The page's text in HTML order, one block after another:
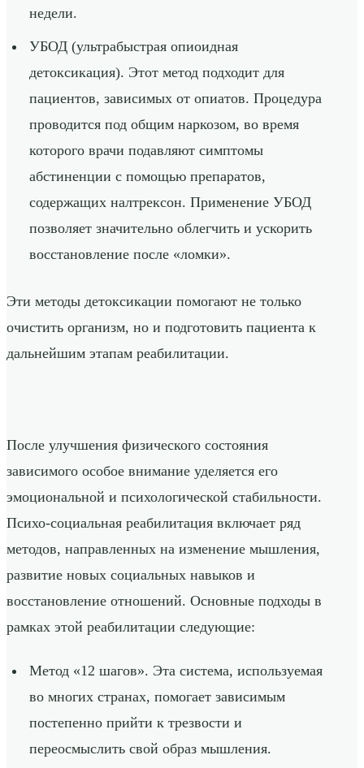
недели.
УБОД (ультрабыстрая опиоидная
детоксикация). Этот метод подходит для
пациентов, зависимых от опиатов. Процедура
проводится под общим наркозом, во время
которого врачи подавляют симптомы
абстиненции с помощью препаратов,
содержащих налтрексон. Применение УБОД
позволяет значительно облегчить и ускорить
восстановление после «ломки».
Эти методы детоксикации помогают не только
очистить организм, но и подготовить пациента к
дальнейшим этапам реабилитации.
После улучшения физического состояния
зависимого особое внимание уделяется его
эмоциональной и психологической стабильности.
Психо-социальная реабилитация включает ряд
методов, направленных на изменение мышления,
развитие новых социальных навыков и
восстановление отношений. Основные подходы в
рамках этой реабилитации следующие:
Метод «12 шагов». Эта система, используемая
во многих странах, помогает зависимым
постепенно прийти к трезвости и
переосмыслить свой образ мышления.